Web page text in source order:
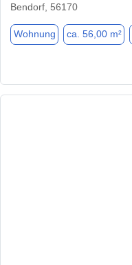
Bendorf, 56170
Wohnung ca. 56,00 m²